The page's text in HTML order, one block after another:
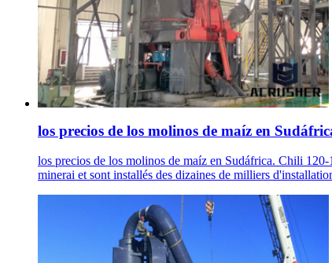
los precios de los molinos de maíz en
los precios de los molinos de maíz en Sudáfrica. Chili
minerai et sont installés des dizaines de milliers